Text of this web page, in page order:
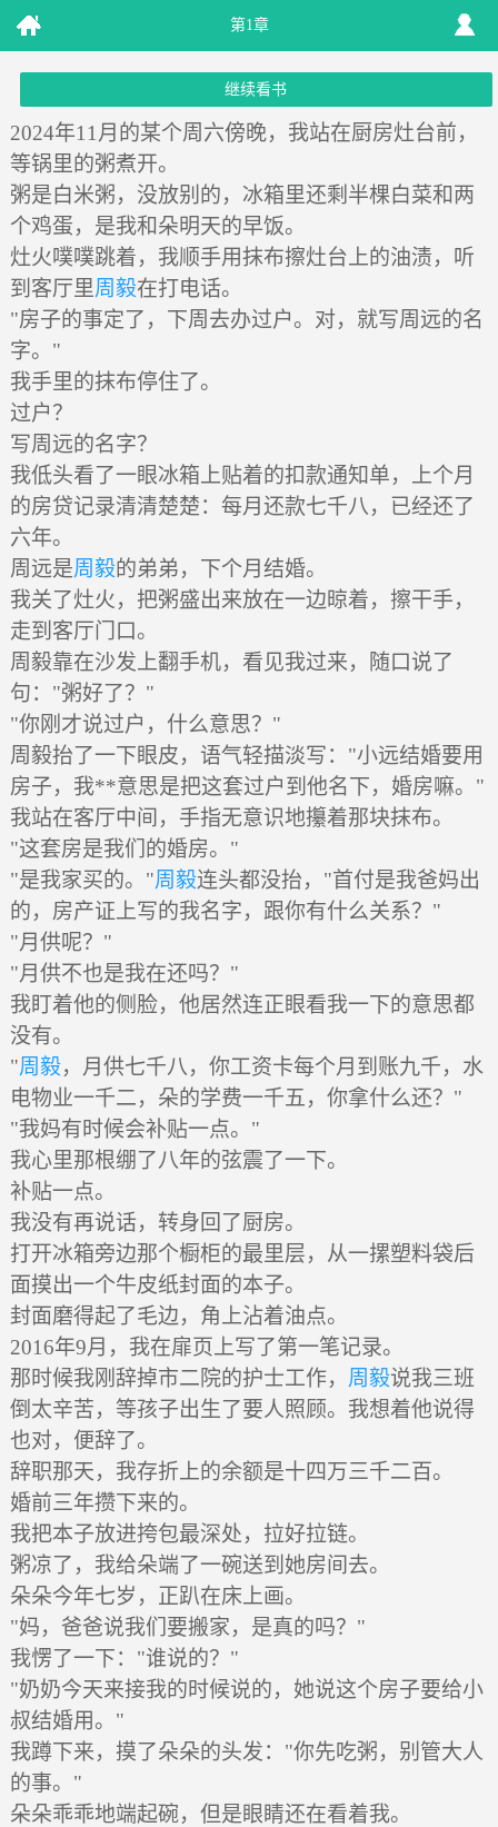
第1章
继续看书
2024年11月的某个周六傍晚，我站在厨房灶台前，
等锅里的粥煮开。
粥是白米粥，没放别的，冰箱里还剩半棵白菜和两
个鸡蛋，是我和朵明天的早饭。
灶火噗噗跳着，我顺手用抹布擦灶台上的油渍，听
到客厅里周毅在打电话。
"房子的事定了，下周去办过户。对，就写周远的名
字。"
我手里的抹布停住了。
过户？
写周远的名字？
我低头看了一眼冰箱上贴着的扣款通知单，上个月
的房贷记录清清楚楚：每月还款七千八，已经还了
六年。
周远是周毅的弟弟，下个月结婚。
我关了灶火，把粥盛出来放在一边晾着，擦干手，
走到客厅门口。
周毅靠在沙发上翻手机，看见我过来，随口说了
句："粥好了？"
"你刚才说过户，什么意思？"
周毅抬了一下眼皮，语气轻描淡写："小远结婚要用
房子，我**意思是把这套过户到他名下，婚房嘛。"
我站在客厅中间，手指无意识地攥着那块抹布。
"这套房是我们的婚房。"
"是我家买的。"周毅连头都没抬，"首付是我爸妈出
的，房产证上写的我名字，跟你有什么关系？"
"月供呢？"
"月供不也是我在还吗？"
我盯着他的侧脸，他居然连正眼看我一下的意思都
没有。
"周毅，月供七千八，你工资卡每个月到账九千，水
电物业一千二，朵的学费一千五，你拿什么还？"
"我妈有时候会补贴一点。"
我心里那根绷了八年的弦震了一下。
补贴一点。
我没有再说话，转身回了厨房。
打开冰箱旁边那个橱柜的最里层，从一摞塑料袋后
面摸出一个牛皮纸封面的本子。
封面磨得起了毛边，角上沾着油点。
2016年9月，我在扉页上写了第一笔记录。
那时候我刚辞掉市二院的护士工作， 周毅说我三班
倒太辛苦，等孩子出生了要人照顾。我想着他说得
也对，便辞了。
辞职那天，我存折上的余额是十四万三千二百。
婚前三年攒下来的。
我把本子放进挎包最深处，拉好拉链。
粥凉了，我给朵端了一碗送到她房间去。
朵朵今年七岁，正趴在床上画。
"妈，爸爸说我们要搬家，是真的吗？"
我愣了一下："谁说的？"
"奶奶今天来接我的时候说的，她说这个房子要给小
叔结婚用。"
我蹲下来，摸了朵朵的头发："你先吃粥，别管大人
的事。"
朵朵乖乖地端起碗，但是眼睛还在看着我。